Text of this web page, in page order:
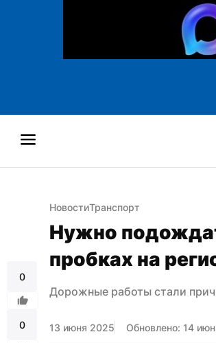
0
0
НовостиТранспорт
Нужно
пробках на
Дорожные работы стали
13 июня 2025 Обновлено: 14